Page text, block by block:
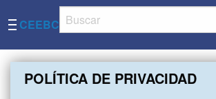
CEEBC
POLÍTICA DE PRIVACIDAD